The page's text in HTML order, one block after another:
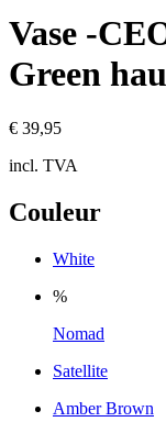
Vase -
Green
€ 39,95
incl. TVA
Couleur
White
%
Nomad
Satellite
Amber Brown